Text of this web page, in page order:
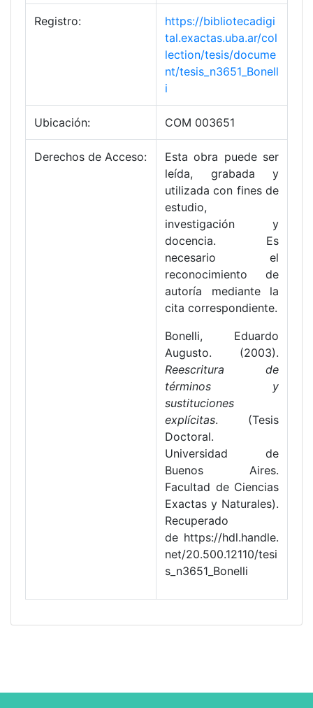
Registro:
https://bibliotecadigi
tal.exactas.uba.ar/col
lection/tesis/docume
nt/tesis_n3651_Bonell
i
Ubicación: COM 003651
Derechos de Acceso:
Esta obra puede ser
leída, grabada y
utilizada con fines de
estudio,
investigación y
docencia. Es
necesario el
reconocimiento de
autoría mediante la
cita correspondiente.
Bonelli, Eduardo
Augusto. (2003).
Reescritura de
términos y
sustituciones
explícitas. (Tesis
Doctoral.
Universidad de
Buenos Aires.
Facultad de Ciencias
Exactas y Naturales).
Recuperado
de https://hdl.handle.
net/20.500.12110/tesi
s_n3651_Bonelli